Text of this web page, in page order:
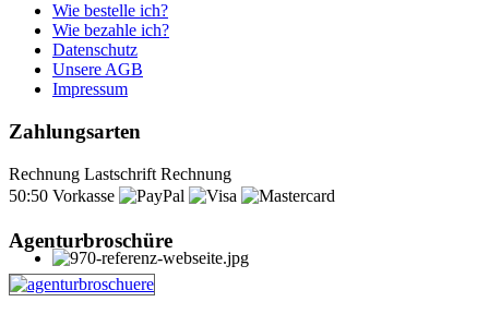
Wie bestelle ich?
Wie bezahle ich?
Datenschutz
Unsere AGB
Impressum
Zahlungsarten
Rechnung Lastschrift Rechnung
50:50 Vorkasse
Agenturbroschüre